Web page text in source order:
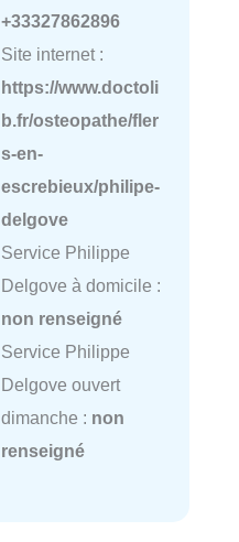
+33327862896
Site internet :
https://www.doctoli
b.fr/osteopathe/fler
s-en-
escrebieux/philipe-
delgove
Service Philippe
Delgove à domicile :
non renseigné
Service Philippe
Delgove ouvert
dimanche : non
renseigné